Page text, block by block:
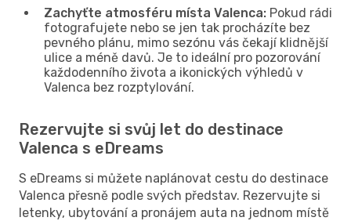
Zachyťte atmosféru místa Valenca: Pokud rádi
fotografujete nebo se jen tak procházíte bez
pevného plánu, mimo sezónu vás čekají klidnější
ulice a méně davů. Je to ideální pro pozorování
každodenního života a ikonických výhledů v
Valenca bez rozptylování.
Rezervujte si svůj let do destinace
Valenca s eDreams
S eDreams si můžete naplánovat cestu do destinace
Valenca přesně podle svých představ. Rezervujte si
letenky, ubytování a pronájem auta na jednom místě